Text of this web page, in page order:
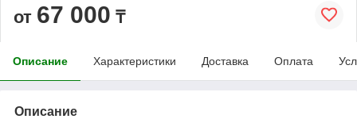
от 67 000 ₸
Описание Характеристики Доставка Оплата
Описание